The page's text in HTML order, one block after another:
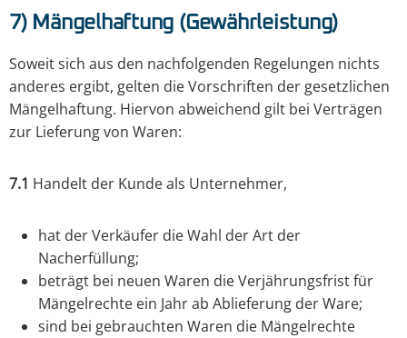
7) Mängelhaftung (Gewährleistung)
Soweit sich aus den nachfolgenden Regelungen nichts
anderes ergibt, gelten die Vorschriften der gesetzlichen
Mängelhaftung. Hiervon abweichend gilt bei Verträgen
zur Lieferung von Waren:
7.1 Handelt der Kunde als Unternehmer,
hat der Verkäufer die Wahl der Art der
Nacherfüllung;
beträgt bei neuen Waren die Verjährungsfrist für
Mängelrechte ein Jahr ab Ablieferung der Ware;
sind bei gebrauchten Waren die Mängelrechte